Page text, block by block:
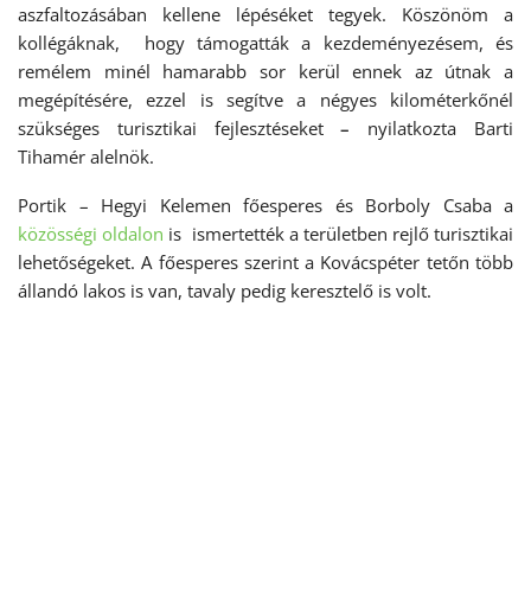
aszfaltozásában kellene lépéséket tegyek. Köszönöm a
kollégáknak, hogy támogatták a kezdeményezésem, és
remélem minél hamarabb sor kerül ennek az útnak a
megépítésére, ezzel is segítve a négyes kilométerkőnél
szükséges turisztikai fejlesztéseket– nyilatkozta Barti
Tihamér alelnök.
Portik – Hegyi Kelemen főesperes és Borboly Csaba a
közösségi oldalon is ismertették a területben rejlő turisztikai
lehetőségeket. A főesperes szerint a Kovácspéter tetőn több
állandó lakos is van, tavaly pedig keresztelő is volt.